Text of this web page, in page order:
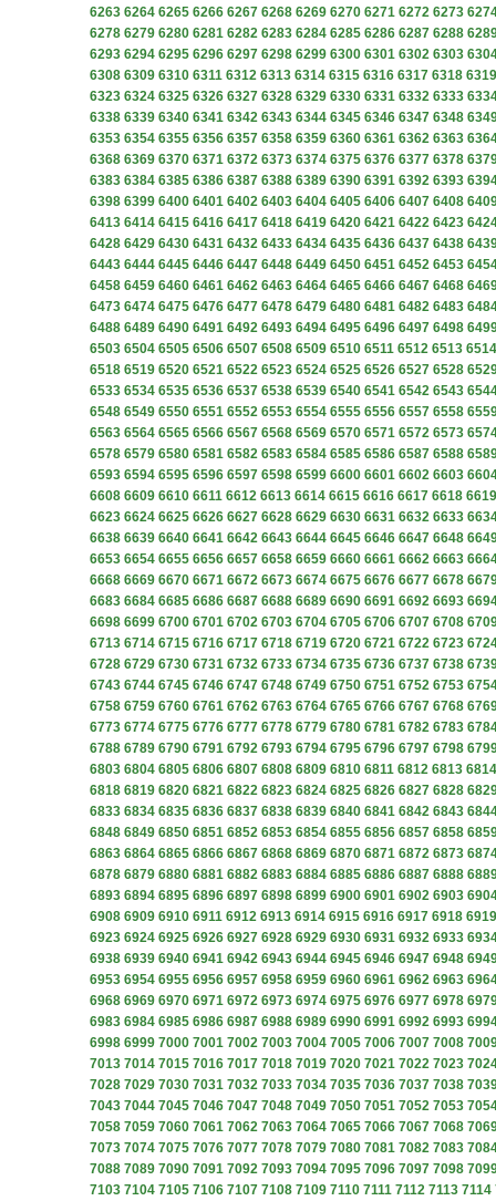
6263 6264 6265 6266 6267 6268 6269 6270 6271 6272 6273
6278 6279 6280 6281 6282 6283 6284 6285 6286 6287 6288
6293 6294 6295 6296 6297 6298 6299 6300 6301 6302 6303
6308 6309 6310 6311 6312 6313 6314 6315 6316 6317 6318 6319
6323 6324 6325 6326 6327 6328 6329 6330 6331 6332 6333
6338 6339 6340 6341 6342 6343 6344 6345 6346 6347 6348
6353 6354 6355 6356 6357 6358 6359 6360 6361 6362 6363
6368 6369 6370 6371 6372 6373 6374 6375 6376 6377 6378
6383 6384 6385 6386 6387 6388 6389 6390 6391 6392 6393
6398 6399 6400 6401 6402 6403 6404 6405 6406 6407 6408
6413 6414 6415 6416 6417 6418 6419 6420 6421 6422 6423
6428 6429 6430 6431 6432 6433 6434 6435 6436 6437 6438
6443 6444 6445 6446 6447 6448 6449 6450 6451 6452 6453
6458 6459 6460 6461 6462 6463 6464 6465 6466 6467 6468
6473 6474 6475 6476 6477 6478 6479 6480 6481 6482 6483
6488 6489 6490 6491 6492 6493 6494 6495 6496 6497 6498
6503 6504 6505 6506 6507 6508 6509 6510 6511 6512 6513 6514
6518 6519 6520 6521 6522 6523 6524 6525 6526 6527 6528
6533 6534 6535 6536 6537 6538 6539 6540 6541 6542 6543
6548 6549 6550 6551 6552 6553 6554 6555 6556 6557 6558
6563 6564 6565 6566 6567 6568 6569 6570 6571 6572 6573
6578 6579 6580 6581 6582 6583 6584 6585 6586 6587 6588
6593 6594 6595 6596 6597 6598 6599 6600 6601 6602 6603
6608 6609 6610 6611 6612 6613 6614 6615 6616 6617 6618 6619
6623 6624 6625 6626 6627 6628 6629 6630 6631 6632 6633
6638 6639 6640 6641 6642 6643 6644 6645 6646 6647 6648
6653 6654 6655 6656 6657 6658 6659 6660 6661 6662 6663
6668 6669 6670 6671 6672 6673 6674 6675 6676 6677 6678
6683 6684 6685 6686 6687 6688 6689 6690 6691 6692 6693
6698 6699 6700 6701 6702 6703 6704 6705 6706 6707 6708
6713 6714 6715 6716 6717 6718 6719 6720 6721 6722 6723
6728 6729 6730 6731 6732 6733 6734 6735 6736 6737 6738
6743 6744 6745 6746 6747 6748 6749 6750 6751 6752 6753
6758 6759 6760 6761 6762 6763 6764 6765 6766 6767 6768
6773 6774 6775 6776 6777 6778 6779 6780 6781 6782 6783
6788 6789 6790 6791 6792 6793 6794 6795 6796 6797 6798
6803 6804 6805 6806 6807 6808 6809 6810 6811 6812 6813 6814
6818 6819 6820 6821 6822 6823 6824 6825 6826 6827 6828
6833 6834 6835 6836 6837 6838 6839 6840 6841 6842 6843
6848 6849 6850 6851 6852 6853 6854 6855 6856 6857 6858
6863 6864 6865 6866 6867 6868 6869 6870 6871 6872 6873
6878 6879 6880 6881 6882 6883 6884 6885 6886 6887 6888
6893 6894 6895 6896 6897 6898 6899 6900 6901 6902 6903
6908 6909 6910 6911 6912 6913 6914 6915 6916 6917 6918 6919
6923 6924 6925 6926 6927 6928 6929 6930 6931 6932 6933
6938 6939 6940 6941 6942 6943 6944 6945 6946 6947 6948
6953 6954 6955 6956 6957 6958 6959 6960 6961 6962 6963
6968 6969 6970 6971 6972 6973 6974 6975 6976 6977 6978
6983 6984 6985 6986 6987 6988 6989 6990 6991 6992 6993
6998 6999 7000 7001 7002 7003 7004 7005 7006 7007 7008
7013 7014 7015 7016 7017 7018 7019 7020 7021 7022 7023
7028 7029 7030 7031 7032 7033 7034 7035 7036 7037 7038
7043 7044 7045 7046 7047 7048 7049 7050 7051 7052 7053
7058 7059 7060 7061 7062 7063 7064 7065 7066 7067 7068
7073 7074 7075 7076 7077 7078 7079 7080 7081 7082 7083
7088 7089 7090 7091 7092 7093 7094 7095 7096 7097 7098
7103 7104 7105 7106 7107 7108 7109 7110 7111 7112 7113 7114